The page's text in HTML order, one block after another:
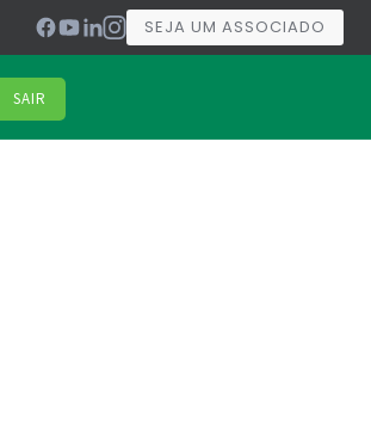
SEJA UM ASSOCIADO
SAIR